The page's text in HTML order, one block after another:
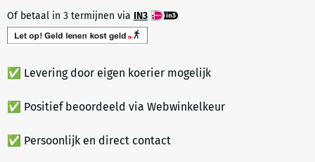
Of betaal in 3 termijnen via IN3
✅ Levering door eigen koerier mogelijk
✅ Positief beoordeeld via Webwinkelkeur
✅ Persoonlijk en direct contact